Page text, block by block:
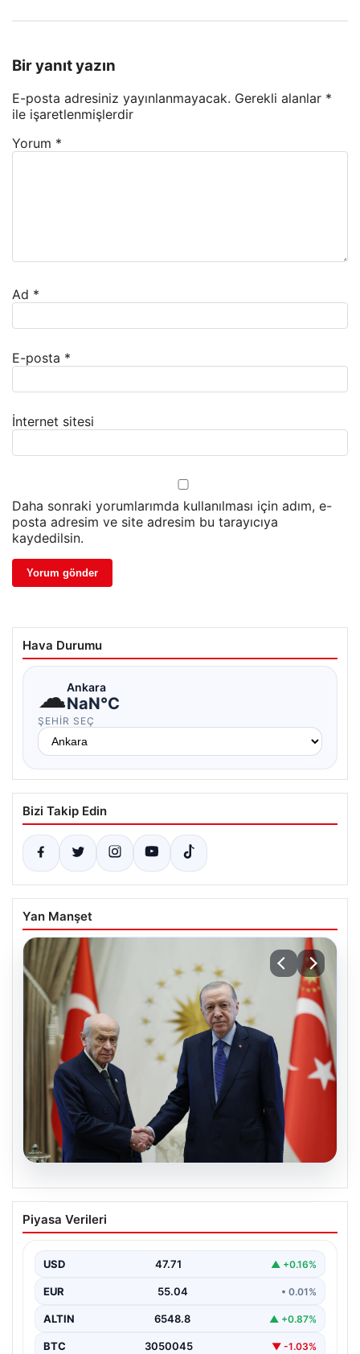
Bir yanıt yazın
E-posta adresiniz yayınlanmayacak. Gerekli alanlar *
ile işaretlenmişlerdir
Yorum *
Ad *
E-posta *
İnternet sitesi
Daha sonraki yorumlarımda kullanılması için adım, e-
posta adresim ve site adresim bu tarayıcıya
kaydedilsin.
Hava Durumu
☁Ankara
NaN°C
ŞEHIR SEÇ
Bizi Takip Edin
Yan Manşet
06.08.2026
Cumhurbaşkanı Erdoğan, Devlet
Bahçeli ile görüştü
Piyasa Verileri
USD 47.71 ▲ +0.16%
EUR 55.04 • 0.01%
ALTIN 6548.8 ▲ +0.87%
BTC 3050045 ▼ -1.03%